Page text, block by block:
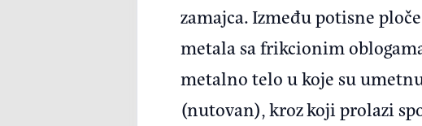
zamajca. Između potisne
metala sa frikcionim
metalno telo u koje su
(nutovan), kroz koji prolazi